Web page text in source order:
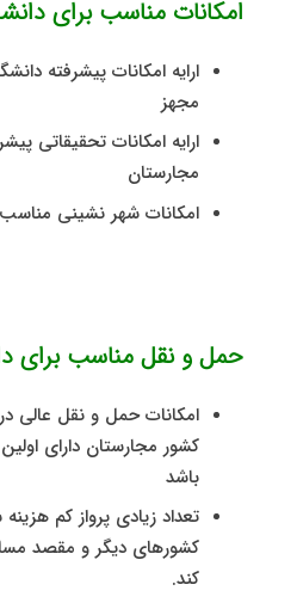
امکانات مناسب برای
ارایه امکانات پیشرفته
مجهز
ارایه امکانات تحقیقاتی
مجارستان
امکانات شهر نشینی مناسب
حمل و نقل مناسب برای
امکانات حمل و نقل عالی
کشور مجارستان دارای
باشد
تعداد زیادی پرواز کم
کشورهای دیگر و مقصد
کند.